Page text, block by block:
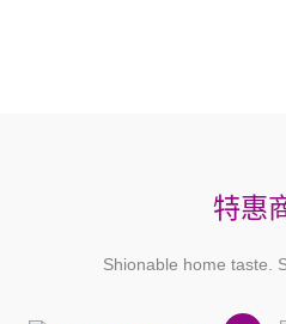
特惠
Shionable home taste.